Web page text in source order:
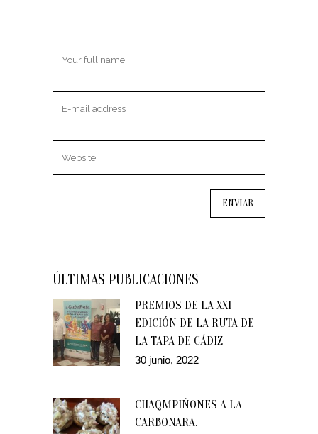
ÚLTIMAS PUBLICACIONES
PREMIOS DE LA XXI
EDICIÓN DE LA RUTA DE
LA TAPA DE CÁDIZ
30 junio, 2022
CHAQMPIÑONES A LA
CARBONARA.